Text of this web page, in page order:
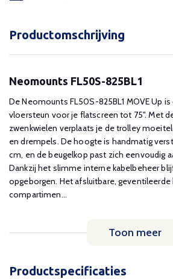
Productomschrijving
Neomounts FL50S-825BL1
De Neomounts FL50S-825BL1 MOVE Up
vloersteun voor je flatscreen tot 75". Met
zwenkwielen verplaats je de trolley
en drempels. De hoogte is handmatig
cm, en de beugelkop past zich eenvoudig
Dankzij het slimme interne kabelbeheer
opgeborgen. Het afsluitbare, geventileerde
compartimen...
Toon meer
Productspecificaties